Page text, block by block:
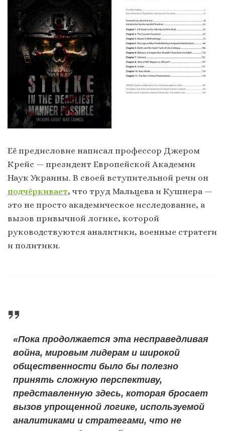
Её предисловие написал профессор Джером
Крейс — президент Европейской Академии
Наук Украины. В своей вступительной речи он
подчёркивает, что труд Мальцева и Кушнера —
это не просто академическое исследование, а
вызов привычной логике, которой
руководствуются аналитики, военные стратеги
и политики.
«Пока продолжается эта несправедливая
война, мировым лидерам и широкой
общественности было бы полезно
принять сложную перспективу,
представленную здесь, которая бросает
вызов упрощенной логике, используемой
аналитиками и стратегами, что не